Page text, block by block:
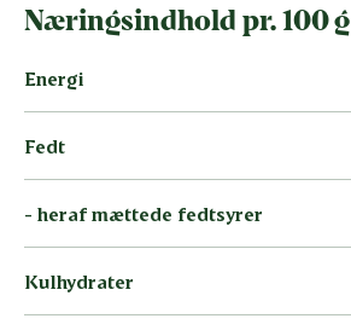
Næringsindhold pr. 100 g
Energi
Fedt
- heraf mættede fedtsyrer
Kulhydrater